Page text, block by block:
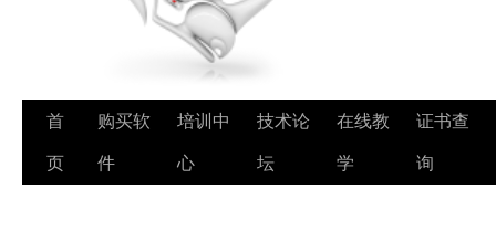
跳
至
首
页
购买软
件
培训中
心
技术论
坛
在线教
学
证书查
询